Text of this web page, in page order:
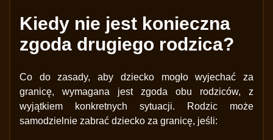
Kiedy nie jest konieczna
zgoda drugiego rodzica?
Co do zasady, aby dziecko mogło wyjechać za
granicę, wymagana jest zgoda obu rodziców, z
wyjątkiem konkretnych sytuacji. Rodzic może
samodzielnie zabrać dziecko za granicę, jeśli: